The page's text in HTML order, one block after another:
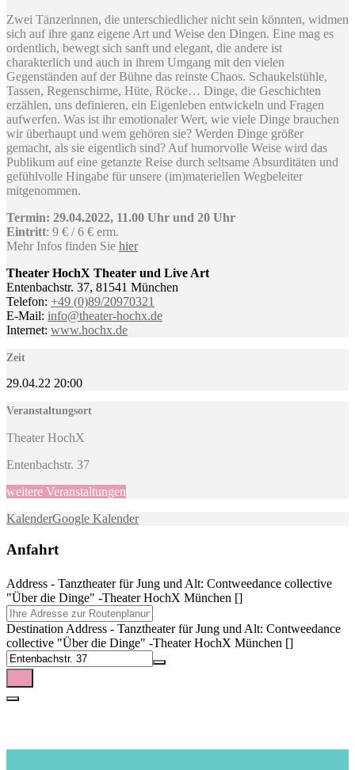
Zwei Tänzerinnen, die unterschiedlicher nicht sein könnten, widmen
sich auf ihre ganz eigene Art und Weise den Dingen. Eine mag es
ordentlich, bewegt sich sanft und elegant, die andere ist
charakterlich und auch in ihrem Umgang mit den vielen
Gegenständen auf der Bühne das reinste Chaos. Schaukelstühle,
Tassen, Regenschirme, Hüte, Röcke… Dinge, die Geschichten
erzählen, uns definieren, ein Eigenleben entwickeln und Fragen
aufwerfen. Was ist ihr emotionaler Wert, wie viele Dinge brauchen
wir überhaupt und wem gehören sie? Werden Dinge größer
gemacht, als sie eigentlich sind? Auf humorvolle Weise wird das
Publikum auf eine getanzte Reise durch seltsame Absurditäten und
gefühlvolle Hingabe für unsere (im)materiellen Wegbeleiter
mitgenommen.
Termin: 29.04.2022, 11.00 Uhr und 20 Uhr
Eintritt: 9 € / 6 € erm.
Mehr Infos finden Sie hier
Theater HochX Theater und Live Art
Entenbachstr. 37, 81541 München
Telefon: +49 (0)89/20970321
E-Mail: info@theater-hochx.de
Internet: www.hochx.de
Zeit
29.04.22 20:00
Veranstaltungsort
Theater HochX
Entenbachstr. 37
weitere Veranstaltungen
KalenderGoogle Kalender
Anfahrt
Address - Tanztheater für Jung und Alt: Contweedance collective
"Über die Dinge" -Theater HochX München []
Destination Address - Tanztheater für Jung und Alt: Contweedance
collective "Über die Dinge" -Theater HochX München []